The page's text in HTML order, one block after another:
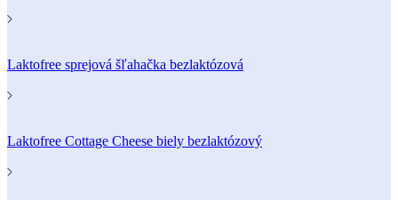
Laktofree sprejová šľahačka bezlaktózová
Laktofree Cottage Cheese biely bezlaktózový